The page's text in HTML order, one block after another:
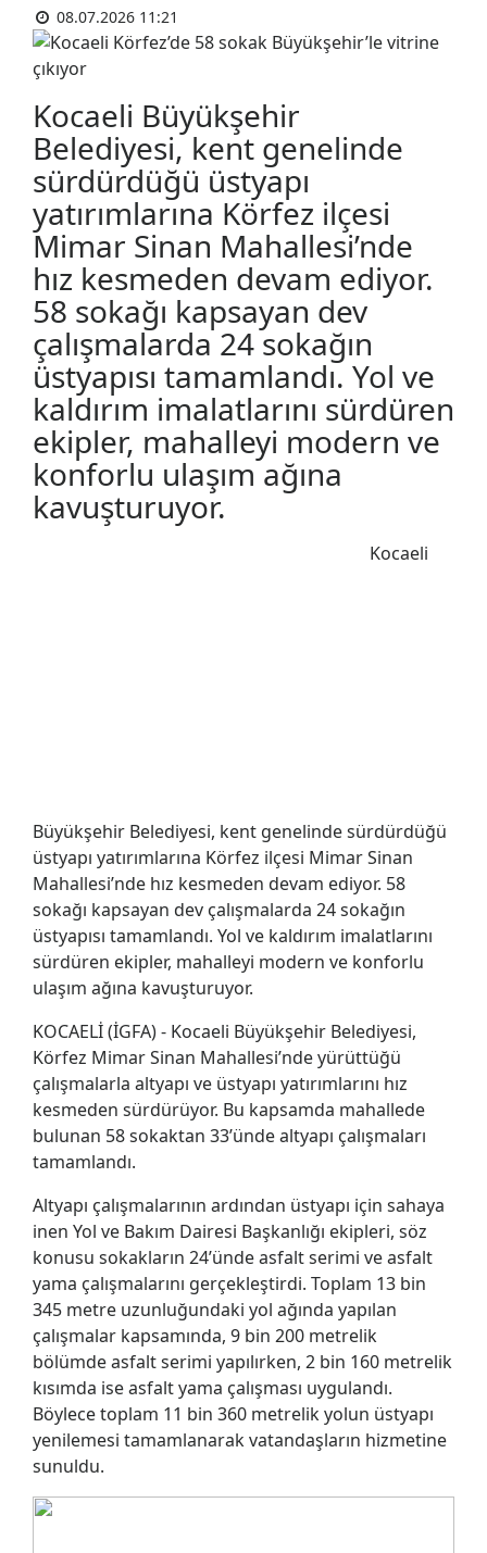
08.07.2026 11:21
Kocaeli Büyükşehir
Belediyesi, kent genelinde
sürdürdüğü üstyapı
yatırımlarına Körfez ilçesi
Mimar Sinan Mahallesi’nde
hız kesmeden devam ediyor.
58 sokağı kapsayan dev
çalışmalarda 24 sokağın
üstyapısı tamamlandı. Yol ve
kaldırım imalatlarını sürdüren
ekipler, mahalleyi modern ve
konforlu ulaşım ağına
kavuşturuyor.
Kocaeli
Büyükşehir Belediyesi, kent genelinde sürdürdüğü
üstyapı yatırımlarına Körfez ilçesi Mimar Sinan
Mahallesi’nde hız kesmeden devam ediyor. 58
sokağı kapsayan dev çalışmalarda 24 sokağın
üstyapısı tamamlandı. Yol ve kaldırım imalatlarını
sürdüren ekipler, mahalleyi modern ve konforlu
ulaşım ağına kavuşturuyor.
KOCAELİ (İGFA) - Kocaeli Büyükşehir Belediyesi,
Körfez Mimar Sinan Mahallesi’nde yürüttüğü
çalışmalarla altyapı ve üstyapı yatırımlarını hız
kesmeden sürdürüyor. Bu kapsamda mahallede
bulunan 58 sokaktan 33’ünde altyapı çalışmaları
tamamlandı.
Altyapı çalışmalarının ardından üstyapı için sahaya
inen Yol ve Bakım Dairesi Başkanlığı ekipleri, söz
konusu sokakların 24’ünde asfalt serimi ve asfalt
yama çalışmalarını gerçekleştirdi. Toplam 13 bin
345 metre uzunluğundaki yol ağında yapılan
çalışmalar kapsamında, 9 bin 200 metrelik
bölümde asfalt serimi yapılırken, 2 bin 160 metrelik
kısımda ise asfalt yama çalışması uygulandı.
Böylece toplam 11 bin 360 metrelik yolun üstyapı
yenilemesi tamamlanarak vatandaşların hizmetine
sunuldu.